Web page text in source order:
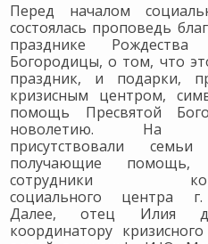
Перед началом
состоялась проповедь
празднике Рождества
Богородицы, о том, что
праздник, и подарки,
кризисным центром,
помощь Пресвятой
новолетию. На
присутствовали
получающие
сотрудники
социального центра
Далее, отец Илия
координатору